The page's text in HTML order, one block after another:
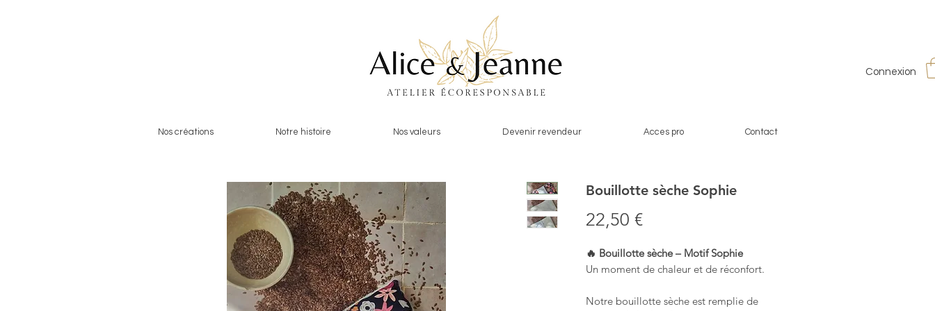
Connexion
Nos créations Notre histoire Nos valeurs Devenir revendeur Acces pro Contact
Bouillotte sèche Sophie
22,50 €Prix
🔥 Bouillotte sèche – Motif Sophie
Un moment de chaleur et de réconfort.
Notre bouillotte sèche est remplie de